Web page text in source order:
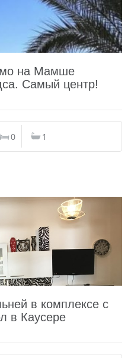
на Мамше
Самый центр!
0 1
в комплексе с
в Каусере